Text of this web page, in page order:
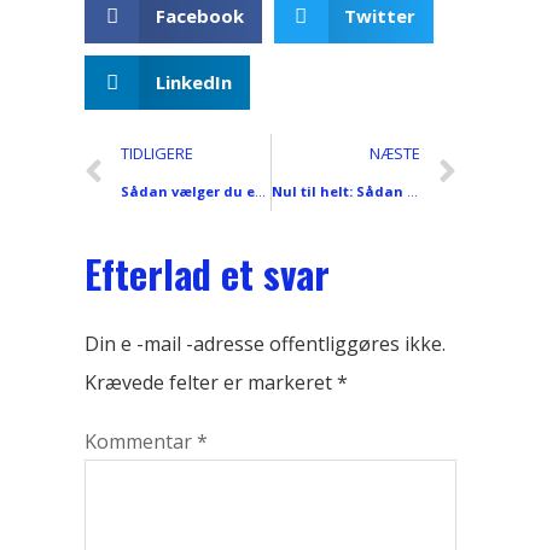
Facebook Twitter
LinkedIn
TIDLIGERE NÆSTE
Efterlad et svar
Din e -mail -adresse offentliggøres ikke.
Krævede felter er markeret*
Kommentar*